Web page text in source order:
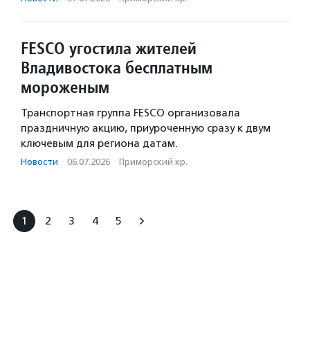
FESCO угостила жителей
Владивостока бесплатным
мороженым
Транспортная группа FESCO организовала
праздничную акцию, приуроченную сразу к двум
ключевым для региона датам.
Новости · 06.07.2026 · Приморский кр.
1 2 3 4 5